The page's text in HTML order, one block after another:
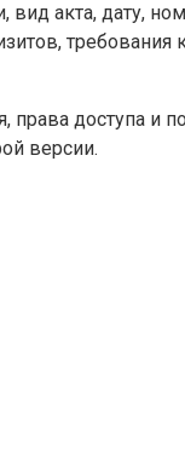
акта, дату,
права доступа
версии.